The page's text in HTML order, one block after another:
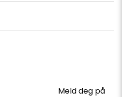
Meld deg på